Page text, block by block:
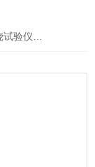
试验仪> NSR-II汽